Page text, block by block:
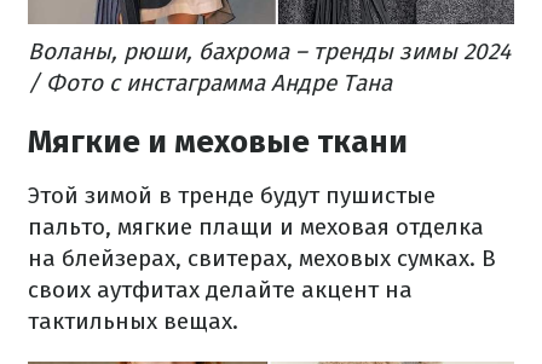
Воланы, рюши, бахрома – тренды зимы 2024
/ Фото с инстаграмма Андре Тана
Мягкие и меховые ткани
Этой зимой в тренде будут пушистые
пальто, мягкие плащи и меховая отделка
на блейзерах, свитерах, меховых сумках. В
своих аутфитах делайте акцент на
тактильных вещах.